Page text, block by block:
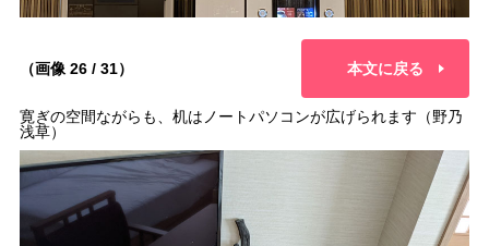
（画像 26 / 31） 本文に戻る
寛ぎの空間ながらも、机はノートパソコンが広げられます（野乃
浅草）